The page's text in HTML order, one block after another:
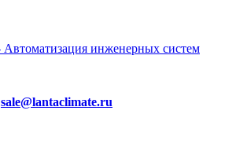
sale@lantaclimate.ru